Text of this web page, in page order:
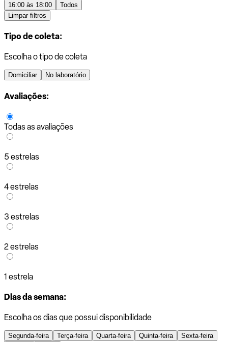
16:00 às 18:00
Todos
Limpar filtros
Tipo de coleta:
Escolha o tipo de coleta
Domiciliar No laboratório
Avaliações:
Todas as avaliações
5 estrelas
4 estrelas
3 estrelas
2 estrelas
1 estrela
Dias da semana:
Escolha os dias que possui disponibilidade
Segunda-feira Terça-feira Quarta-feira Quinta-feira
Sexta-feira